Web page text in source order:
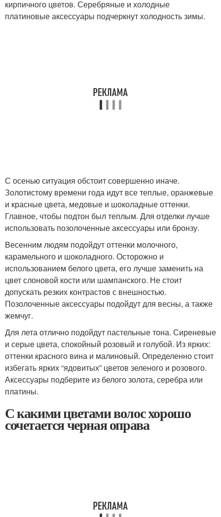
кирпичного цветов. Серебряные и холодные
платиновые аксессуары подчеркнут холодность зимы.
С осенью ситуация обстоит совершенно иначе.
Золотистому времени года идут все теплые, оранжевые
и красные цвета, медовые и шоколадные оттенки.
Главное, чтобы подтон был теплым. Для отделки лучше
использовать позолоченные аксессуары или бронзу.
Весенним людям подойдут оттенки молочного,
карамельного и шоколадного. Осторожно и
использованием белого цвета, его лучше заменить на
цвет слоновой кости или шампанского. Не стоит
допускать резких контрастов с внешностью.
Позолоченные аксессуары подойдут для весны, а также
жемчуг.
Для лета отлично подойдут пастельные тона. Сиреневые
и серые цвета, спокойный розовый и голубой. Из ярких:
оттенки красного вина и малиновый. Определенно стоит
избегать ярких “ядовитых” цветов зеленого и розового.
Аксессуары подберите из белого золота, серебра или
платины.
С какими цветами волос хорошо
сочетается черная оправа